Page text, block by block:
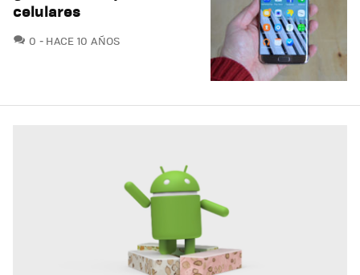
celulares
0 COMENTARIOS
HACE 10 AÑOS